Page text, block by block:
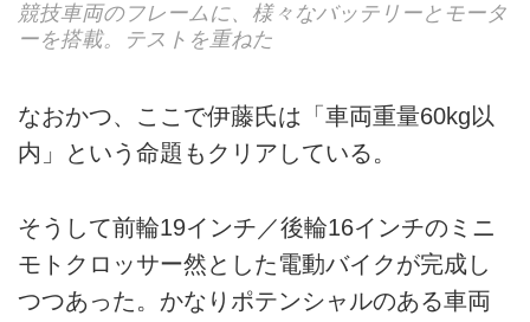
競技車両のフレームに、様々なバッテリーとモータ
ーを搭載。テストを重ねた
なおかつ、ここで伊藤氏は「車両重量60kg以
内」という命題もクリアしている。
そうして前輪19インチ／後輪16インチのミニ
モトクロッサー然とした電動バイクが完成し
つつあった。かなりポテンシャルのある車両